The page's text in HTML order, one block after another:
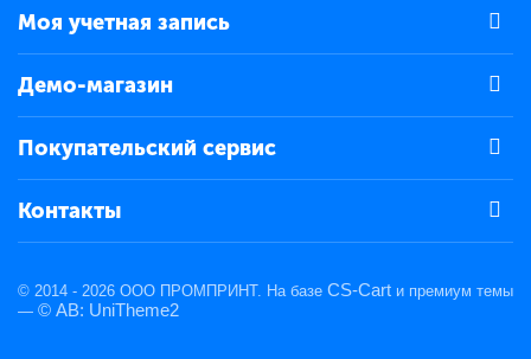
Моя учетная запись
Демо-магазин
Покупательский сервис
Контакты
© 2014 - 2026 ООО ПРОМПРИНТ. На базе CS-Cart и премиум темы
— © AB: UniTheme2